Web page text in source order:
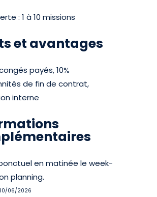
: 1 à 10 missions
et avantages
payés, 10%
de fin de contrat,
interne
en matinée le week-
planning.
06/2026